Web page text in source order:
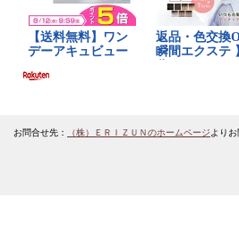
お問合せ先： （株）ＥＲＩＺＵＮのホームページよりお